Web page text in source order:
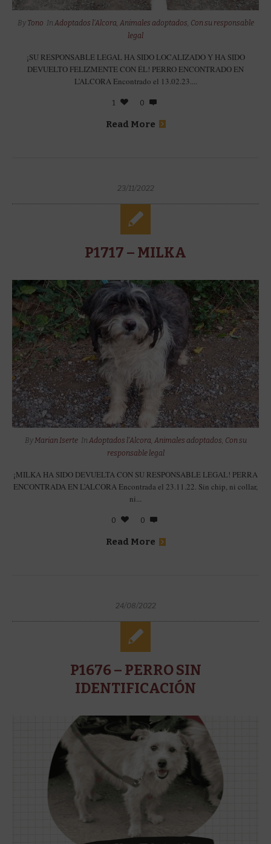
By Tono In Adoptados l'Alcora Animales adoptados Con su responsable
legal
¡SU RESPONSABLE LEGAL HA SIDO LOCALIZADO Y HA SIDO
DEVUELTO FELIZMENTE CON ÉL! PERRO ENCONTRADO EN
L’ALCORA Encontrado el 13.02.23....
1 0
Read More
23/11/2022
P1717 – MILKA
ByMarian Iserte In Adoptados l'Alcora, Animales adoptados, Con su
responsable legal
¡MILKA HA SIDO DEVUELTA CON SU RESPONSABLE LEGAL! PERRA
ENCONTRADA EN L’ALCORA Encontrada el 23.11.22. Sin chip, ni collar,
ni...
0 0
Read More
24/08/2022
P1676 – PERRO SIN
IDENTIFICACIÓN